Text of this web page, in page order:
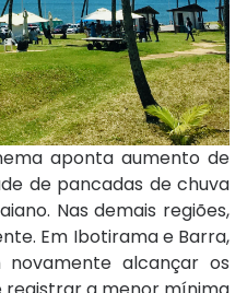
aponta aumento de
de pancadas de chuva
Nas demais regiões,
Em Ibotiramae Barra,
alcançar os